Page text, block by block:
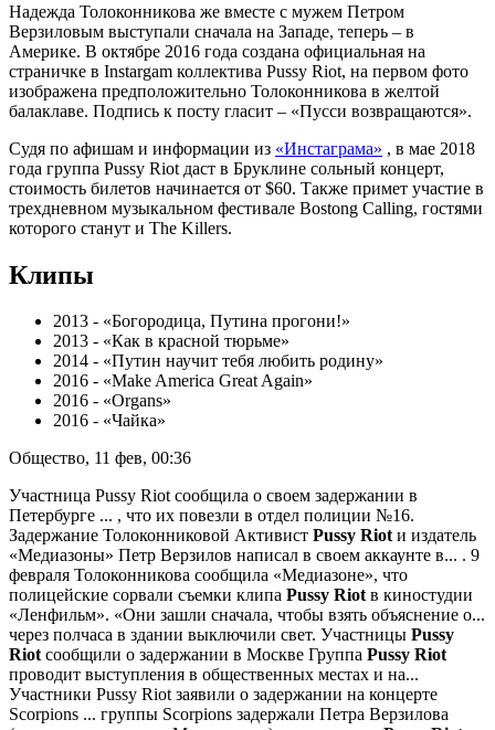
Надежда Толоконникова же вместе с мужем Петром
Верзиловым выступали сначала на Западе, теперь – в
Америке. В октябре 2016 года создана официальная на
страничке в Instargam коллектива Pussy Riot, на первом фото
изображена предположительно Толоконникова в желтой
балаклаве. Подпись к посту гласит – «Пусси возвращаются».
Судя по афишам и информации из «Инстаграма» , в мае 2018
года группа Pussy Riot даст в Бруклине сольный концерт,
стоимость билетов начинается от $60. Также примет участие в
трехдневном музыкальном фестивале Bostong Calling, гостями
которого станут и The Killers.
Клипы
2013 - «Богородица, Путина прогони!»
2013 - «Как в красной тюрьме»
2014 - «Путин научит тебя любить родину»
2016 - «Make America Great Again»
2016 - «Organs»
2016 - «Чайка»
Общество, 11 фев, 00:36
Участница Pussy Riot сообщила о своем задержании в
Петербурге ... , что их повезли в отдел полиции №16.
Задержание Толоконниковой Активист Pussy Riotи издатель
«Медиазоны» Петр Верзилов написал в своем аккаунте в... . 9
февраля Толоконникова сообщила «Медиазоне», что
полицейские сорвали съемки клипа Pussy Riotв киностудии
«Ленфильм». «Они зашли сначала, чтобы взять объяснение о...
через полчаса в здании выключили свет. Участницы Pussy
Riotсообщили о задержании в Москве Группа Pussy Riot
проводит выступления в общественных местах и на...
Участники Pussy Riot заявили о задержании на концерте
Scorpions ... группы Scorpions задержали Петра Верзилова